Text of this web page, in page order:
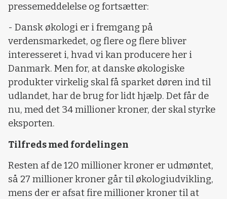
pressemeddelelse og fortsætter:
- Dansk økologi er i fremgang på
verdensmarkedet, og flere og flere bliver
interesseret i, hvad vi kan producere her i
Danmark. Men for, at danske økologiske
produkter virkelig skal få sparket døren ind til
udlandet, har de brug for lidt hjælp. Det får de
nu, med det 34 millioner kroner, der skal styrke
eksporten.
Tilfreds med fordelingen
Resten af de 120 millioner kroner er udmøntet,
så 27 millioner kroner går til økologiudvikling,
mens der er afsat fire millioner kroner til at